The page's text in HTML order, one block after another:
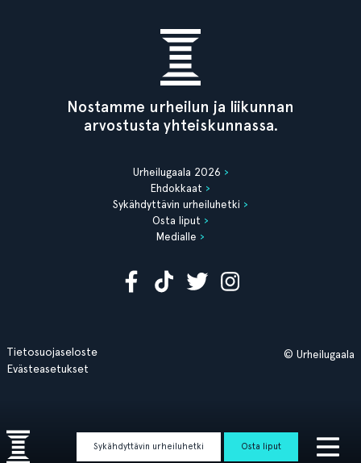
Sykähdyttävin urheiluhetki Osta liput
Nostamme urheilun ja liikunnan
arvostusta yhteiskunnassa.
Urheilugaala 2026
Ehdokkaat
Sykähdyttävin urheiluhetki
Osta liput
Medialle
Tietosuojaseloste
Evästeasetukset
© Urheilugaala